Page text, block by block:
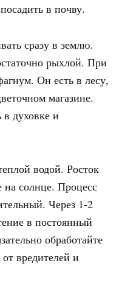
в почву.
сразу в землю.
рыхлой. При
Он есть в лесу,
магазине.
духовке и
водой. Росток
на солнце. Процесс
Через 1-2
в постоянный
обработайте
вредителей и